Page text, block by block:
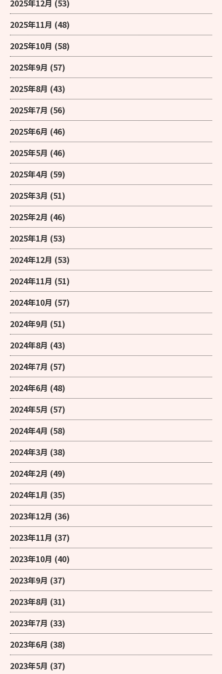
2025年12月 (53)
2025年11月 (48)
2025年10月 (58)
2025年9月 (57)
2025年8月 (43)
2025年7月 (56)
2025年6月 (46)
2025年5月 (46)
2025年4月 (59)
2025年3月 (51)
2025年2月 (46)
2025年1月 (53)
2024年12月 (53)
2024年11月 (51)
2024年10月 (57)
2024年9月 (51)
2024年8月 (43)
2024年7月 (57)
2024年6月 (48)
2024年5月 (57)
2024年4月 (58)
2024年3月 (38)
2024年2月 (49)
2024年1月 (35)
2023年12月 (36)
2023年11月 (37)
2023年10月 (40)
2023年9月 (37)
2023年8月 (31)
2023年7月 (33)
2023年6月 (38)
2023年5月 (37)